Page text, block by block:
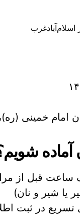
اسلام‌آبادغرب
امام خمینی
ساعت قبل از
یا شیر و نان)
در ثبت